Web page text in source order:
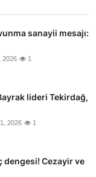
sanayii mesajı:
2026 1
lideri Tekirdağ,
2026 1
dengesi! Cezayir ve